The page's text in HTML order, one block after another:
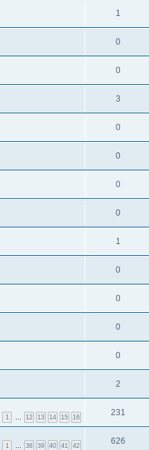
1
0
0
3
0
0
0
0
1
0
0
0
0
2
1 12 13 14 15 16 231
1 38 39 40 41 42 626